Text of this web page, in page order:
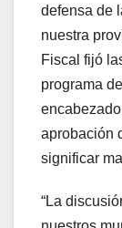
defensa de
nuestra
Fiscal fijó
programa
aprobación
significar
“La